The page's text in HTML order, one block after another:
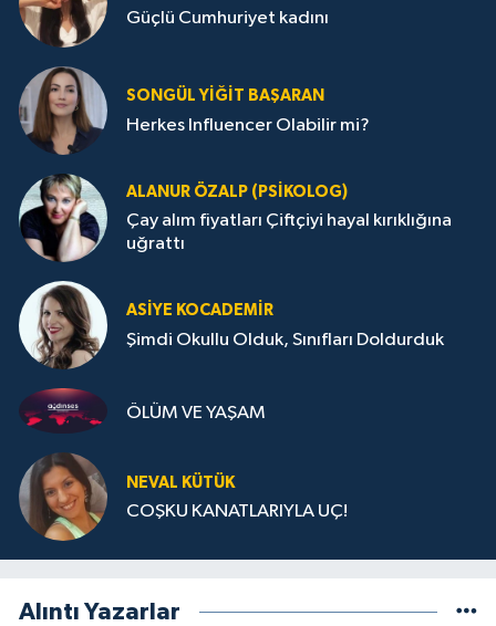
Güçlü Cumhuriyet kadını
SONGÜL YIĞIT BAŞARAN
Herkes Influencer Olabilir mi?
ALANUR ÖZALP (PSIKOLOG)
Çay alım fiyatları Çiftçiyi hayal kırıklığına
uğrattı
ASIYE KOCADEMİR
Şimdi Okullu Olduk, Sınıfları Doldurduk
ÖLÜM VE YAŞAM
NEVAL KÜTÜK
COŞKU KANATLARIYLA UÇ!
Alıntı Yazarlar